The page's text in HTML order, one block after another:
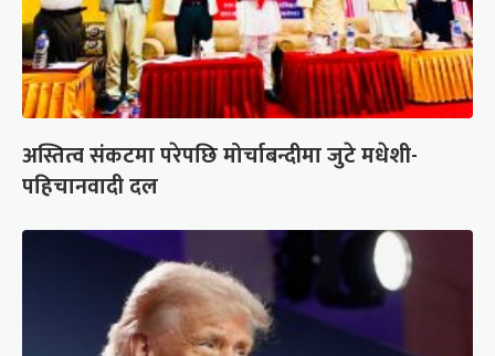
अस्तित्व संकटमा परेपछि मोर्चाबन्दीमा जुटे मधेशी-
पहिचानवादी दल